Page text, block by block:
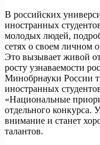
В российских
иностранных
молодых людей,
сетях о своем личном
Это вызывает живой
росту узнаваемости
Минобрнауки России
иностранных
«Национальные
отдельного конкурса.
внимание и станет
талантов.